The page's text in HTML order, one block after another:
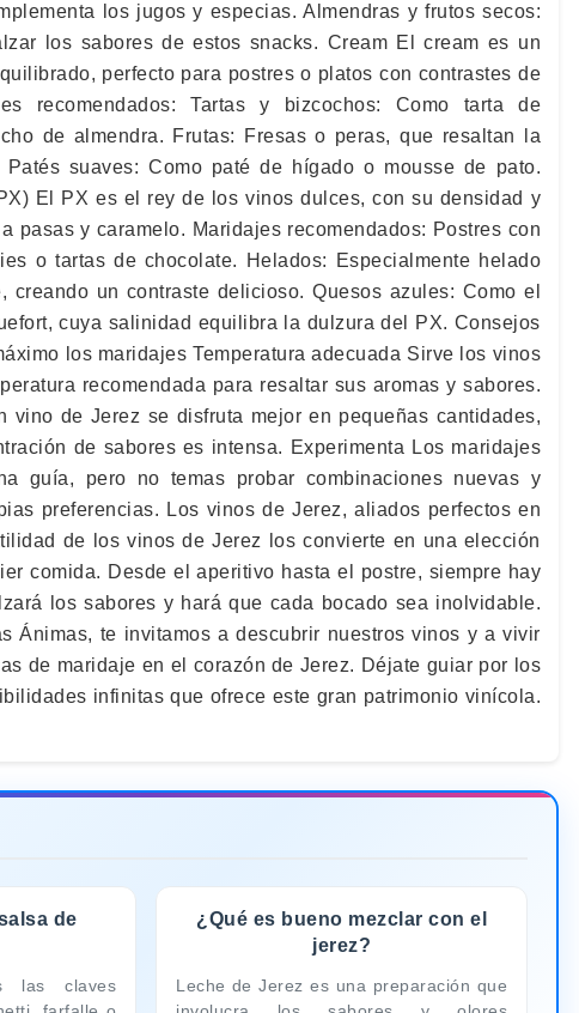
los jugos y especias. Almendras y frutos secos:
los sabores de estos snacks. Cream El cream es un
perfecto para postres o platos con contrastes de
recomendados: Tartas y bizcochos: Como tarta de
de almendra. Frutas: Fresas o peras, que resaltan la
suaves: Como paté de hígado o mousse de pato.
El PX es el rey de los vinos dulces, con su densidad y
pasas y caramelo. Maridajes recomendados: Postres con
o tartas de chocolate. Helados: Especialmente helado
creando un contraste delicioso. Quesos azules: Como el
cuya salinidad equilibra la dulzura del PX. Consejos
los maridajes Temperatura adecuada Sirve los vinos
recomendada para resaltar sus aromas y sabores.
vino de Jerez se disfruta mejor en pequeñas cantidades,
de sabores es intensa. Experimenta Los maridajes
guía, pero no temas probar combinaciones nuevas y
preferencias. Los vinos de Jerez, aliados perfectos en
de los vinos de Jerez los convierte en una elección
comida. Desde el aperitivo hasta el postre, siempre hay
los sabores y hará que cada bocado sea inolvidable.
Ánimas, te invitamos a descubrir nuestros vinos y a vivir
de maridaje en el corazón de Jerez. Déjate guiar por los
infinitas que ofrece este gran patrimonio vinícola.
de
las claves
¿Qué es bueno mezclar con el
jerez?
Leche de Jerez es una preparación que